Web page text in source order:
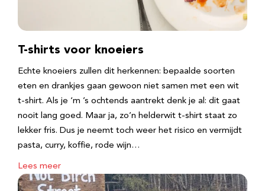
T-shirts voor knoeiers
Echte knoeiers zullen dit herkennen: bepaalde soorten
eten en drankjes gaan gewoon niet samen met een wit
t-shirt. Als je ‘m ’s ochtends aantrekt denk je al: dit gaat
nooit lang goed. Maar ja, zo’n helderwit t-shirt staat zo
lekker fris. Dus je neemt toch weer het risico en vermijdt
pasta, curry, koffie, rode wijn…
Lees meer